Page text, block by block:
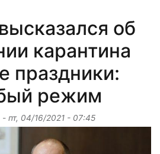
об
карантина
праздники:
режим
- пт, 04/16/2021 - 07:45